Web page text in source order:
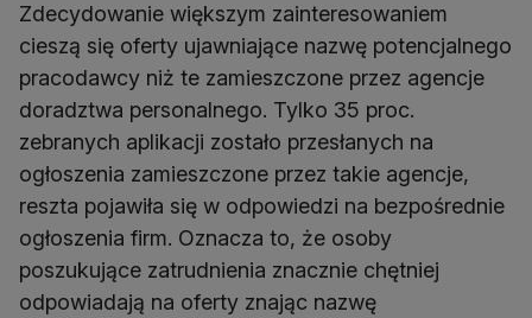
Zdecydowanie większym zainteresowaniem
cieszą się oferty ujawniające nazwę potencjalnego
pracodawcy niż te zamieszczone przez agencje
doradztwa personalnego. Tylko 35 proc.
zebranych aplikacji zostało przesłanych na
ogłoszenia zamieszczone przez takie agencje,
reszta pojawiła się w odpowiedzi na bezpośrednie
ogłoszenia firm. Oznacza to, że osoby
poszukujące zatrudnienia znacznie chętniej
odpowiadają na oferty znając nazwę